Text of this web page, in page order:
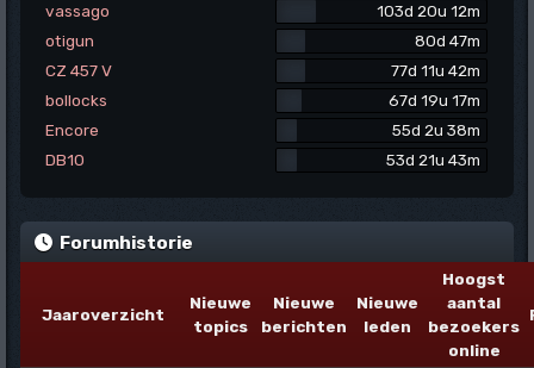
vassago
103d 20u 12m
otigun
80d 47m
CZ 457 V
77d 11u 42m
bollocks
67d 19u 17m
Encore
55d 2u 38m
DB10
53d 21u 43m
Forumhistorie
Jaaroverzicht
Nieuwe
topics
Nieuwe
berichten
Nieuwe
leden
Hoogst
aantal
bezoekers
online